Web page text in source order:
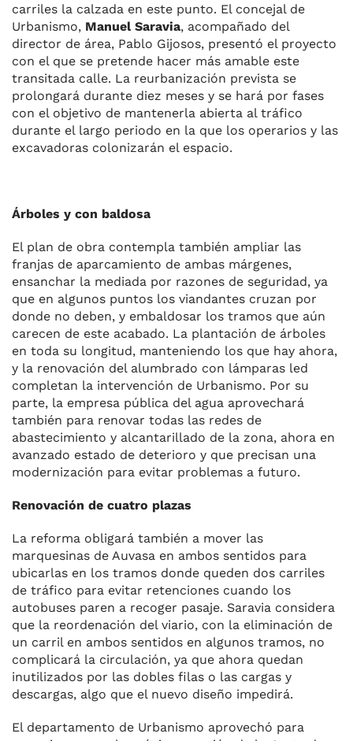
carriles la calzada en este punto. El concejal de
Urbanismo, Manuel Saravia, acompañado del
director de área, Pablo Gijosos, presentó el proyecto
con el que se pretende hacer más amable este
transitada calle. La reurbanización prevista se
prolongará durante diez meses y se hará por fases
con el objetivo de mantenerla abierta al tráfico
durante el largo periodo en la que los operarios y las
excavadoras colonizarán el espacio.
Árboles y con baldosa
El plan de obra contempla también ampliar las
franjas de aparcamiento de ambas márgenes,
ensanchar la mediada por razones de seguridad, ya
que en algunos puntos los viandantes cruzan por
donde no deben, y embaldosar los tramos que aún
carecen de este acabado. La plantación de árboles
en toda su longitud, manteniendo los que hay ahora,
y la renovación del alumbrado con lámparas led
completan la intervención de Urbanismo. Por su
parte, la empresa pública del agua aprovechará
también para renovar todas las redes de
abastecimiento y alcantarillado de la zona, ahora en
avanzado estado de deterioro y que precisan una
modernización para evitar problemas a futuro.
Renovación de cuatro plazas
La reforma obligará también a mover las
marquesinas de Auvasa en ambos sentidos para
ubicarlas en los tramos donde queden dos carriles
de tráfico para evitar retenciones cuando los
autobuses paren a recoger pasaje. Saravia considera
que la reordenación del viario, con la eliminación de
un carril en ambos sentidos en algunos tramos, no
complicará la circulación, ya que ahora quedan
inutilizados por las dobles filas o las cargas y
descargas, algo que el nuevo diseño impedirá.
El departamento de Urbanismo aprovechó para